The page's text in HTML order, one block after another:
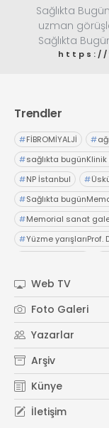
Sağlıkta
uzman
Sağlıkta
https://
Trendler
#FİBROMİYALJİ #
#sağlıkta bugünKlinik
#NP İstanbul #
#Sağlıkta
#Memorial sanat
#Yüzme
# Acıbadem
#OTC Wellnes #
Web TV
Foto Galeri
Yazarlar
Arşiv
Künye
İletişim